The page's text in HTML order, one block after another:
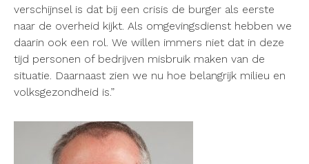
verschijnsel is dat bij een crisis de burger als eerste
naar de overheid kijkt. Als omgevingsdienst hebben we
daarin ook een rol. We willen immers niet dat in deze
tijd personen of bedrijven misbruik maken van de
situatie. Daarnaast zien we nu hoe belangrijk milieu en
volksgezondheid is.”